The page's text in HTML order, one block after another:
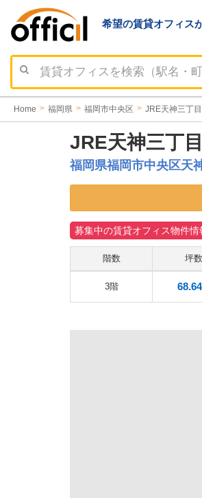
希望の賃貸オフィス
Home 福岡県 福岡市中央区 JRE天神三丁
JRE天神三丁
福岡県福岡市中央区天
募集中の賃貸オフィス物件情
階数 坪数
3階 68.64